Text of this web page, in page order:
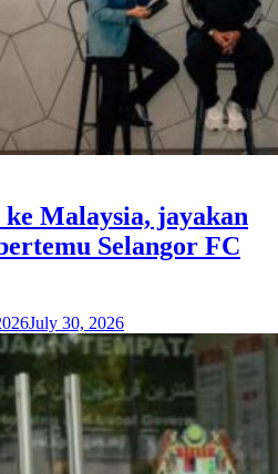
Malaysia, jayakan
Selangor FC
July 30, 2026